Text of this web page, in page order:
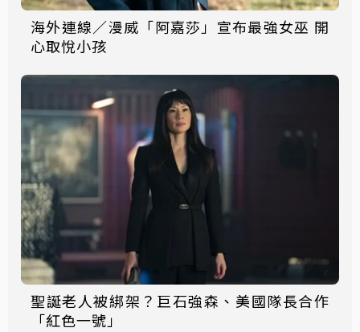
海外連線／漫威「阿嘉莎」宣布最強女巫 開
心取悅小孩
聖誕老人被綁架？巨石強森、美國隊長合作
「紅色一號」